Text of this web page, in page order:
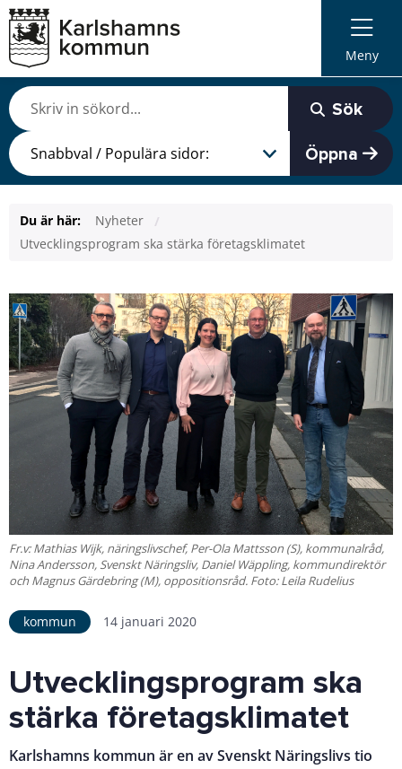
Meny
Sök
Öppna
Du är här:
Nyheter
Utvecklingsprogram ska stärka företagsklimatet
Fr.v: Mathias Wijk, näringslivschef, Per-Ola Mattsson (S), kommunalråd,
Nina Andersson, Svenskt Näringsliv, Daniel Wäppling, kommundirektör
och Magnus Gärdebring (M), oppositionsråd. Foto: Leila Rudelius
kommun 14 januari 2020
Utvecklingsprogram ska
stärka företagsklimatet
Karlshamns kommun är en av Svenskt Näringslivs tio